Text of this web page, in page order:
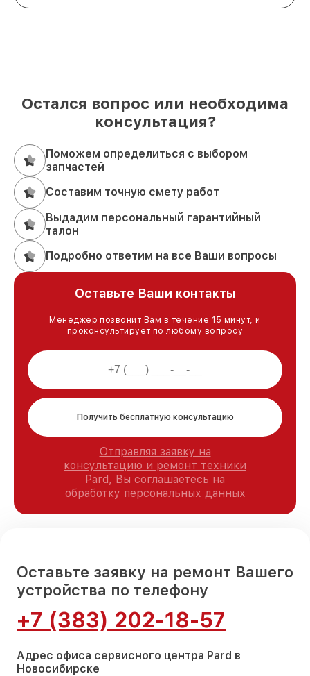
Остался вопрос или необходима
консультация?
Поможем определиться с выбором
запчастей
Составим точную смету работ
Выдадим персональный гарантийный
талон
Подробно ответим на все Ваши вопросы
Оставьте Ваши контакты
Менеджер позвонит Вам в течение 15 минут, и
проконсультирует по любому вопросу
Получить бесплатную консультацию
Отправляя заявку на
консультацию и ремонт техники
Pard, Вы соглашаетесь на
обработку персональных данных
Оставьте заявку на ремонт Вашего
устройства по телефону
+7 (383) 202-18-57
Адрес офиса сервисного центра Pard в
Новосибирске